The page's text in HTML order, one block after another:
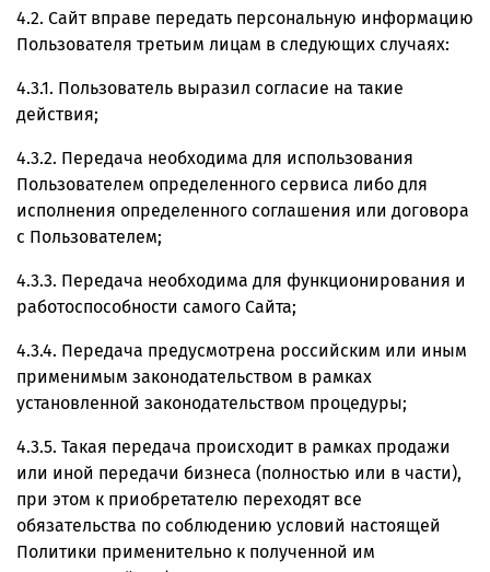
4.2. Сайт вправе передать персональную информацию
Пользователя третьим лицам в следующих случаях:
4.3.1. Пользователь выразил согласие на такие
действия;
4.3.2. Передача необходима для использования
Пользователем определенного сервиса либо для
исполнения определенного соглашения или договора
с Пользователем;
4.3.3. Передача необходима для функционирования и
работоспособности самого Сайта;
4.3.4. Передача предусмотрена российским или иным
применимым законодательством в рамках
установленной законодательством процедуры;
4.3.5. Такая передача происходит в рамках продажи
или иной передачи бизнеса (полностью или в части),
при этом к приобретателю переходят все
обязательства по соблюдению условий настоящей
Политики применительно к полученной им